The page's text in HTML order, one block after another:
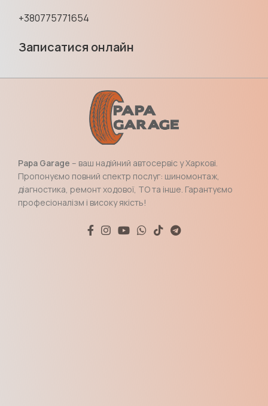
+380775771654
Записатися онлайн
Papa Garage – ваш надійний автосервіс у Харкові.
Пропонуємо повний спектр послуг: шиномонтаж,
діагностика, ремонт ходової, ТО та інше. Гарантуємо
професіоналізм і високу якість!